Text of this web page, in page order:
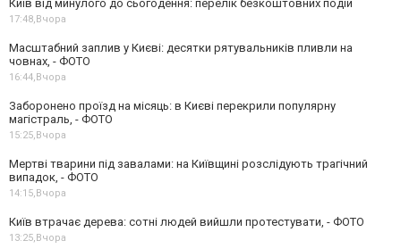
Київ від минулого до сьогодення: перелік безкоштовних подій
17:48, Вчора
Масштабний заплив у Києві: десятки рятувальників пливли на
човнах, - ФОТО
16:44, Вчора
Заборонено проїзд на місяць: в Києві перекрили популярну
магістраль, - ФОТО
15:25, Вчора
Мертві тварини під завалами: на Київщині розслідують трагічний
випадок, - ФОТО
14:15, Вчора
Київ втрачає дерева: сотні людей вийшли протестувати, - ФОТО
13:25, Вчора